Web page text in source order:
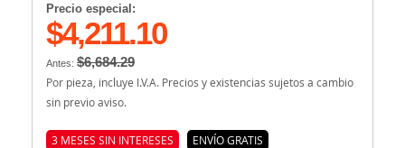
Precio especial:
$4,211.10
Antes: $6,684.29
Por pieza, incluye I.V.A. Precios y existencias sujetos a cambio
sin previo aviso.
3 MESES SIN INTERESES
ENVÍO GRATIS